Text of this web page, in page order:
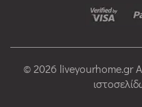
© 2026 liveyourhome.gr